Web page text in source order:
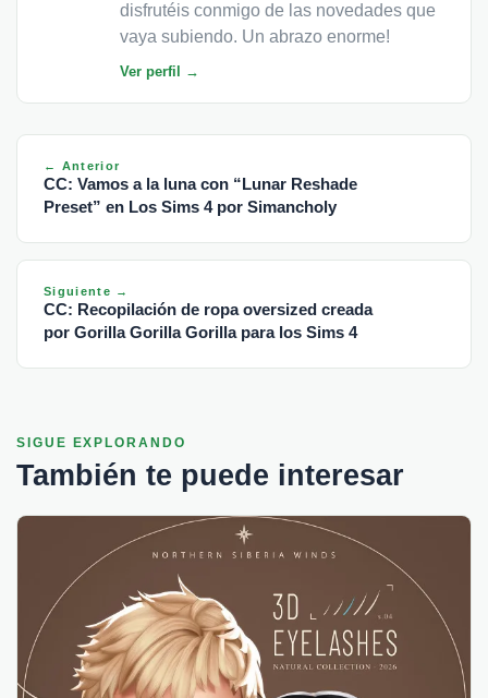
disfrutéis conmigo de las novedades que
vaya subiendo. Un abrazo enorme!
Ver perfil →
← Anterior
CC: Vamos a la luna con “Lunar Reshade
Preset” en Los Sims 4 por Simancholy
Siguiente →
CC: Recopilación de ropa oversized creada
por Gorilla Gorilla Gorilla para los Sims 4
SIGUE EXPLORANDO
También te puede interesar